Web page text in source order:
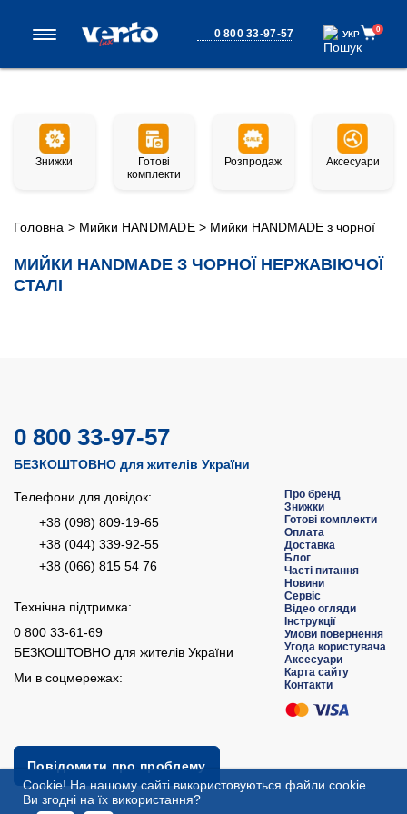
0 800 33-97-57 УКР
УКР 0
Знижки
Готові
комплекти
Розпродаж Аксесуари
Головна > Мийки HANDMADE> Мийки HANDMADE з чорної
МИЙКИ HANDMADE З ЧОРНОЇ НЕРЖАВІЮЧОЇ
СТАЛІ
0 800 33-97-57
БЕЗКОШТОВНО для жителів України
Телефони для довідок:
+38 (098) 809-19-65
+38 (044) 339-92-55
+38 (066) 815 54 76
Технічна підтримка:
0 800 33-61-69
БЕЗКОШТОВНО для жителів України
Ми в соцмережах:
Повідомити про проблему
Про бренд
Знижки
Готові комплекти
Оплата
Доставка
Блог
Часті питання
Новини
Сервіс
Відео огляди
Інструкції
Умови повернення
Угода користувача
Аксесуари
Карта сайту
Контакти
Сookie! На нашому сайті використовуються файли cookie.
Ви згодні на їх використання?